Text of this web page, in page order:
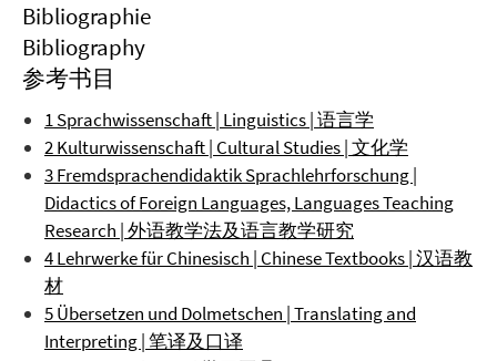
Bibliographie
Bibliography
参考书目
1 Sprachwissenschaft | Linguistics | 语言学
2 Kulturwissenschaft | Cultural Studies | 文化学
3 Fremdsprachendidaktik Sprachlehrforschung |
Didactics of Foreign Languages, Languages Teaching
Research | 外语教学法及语言教学研究
4 Lehrwerke für Chinesisch | Chinese Textbooks | 汉语教
材
5 Übersetzen und Dolmetschen | Translating and
Interpreting | 笔译及口译